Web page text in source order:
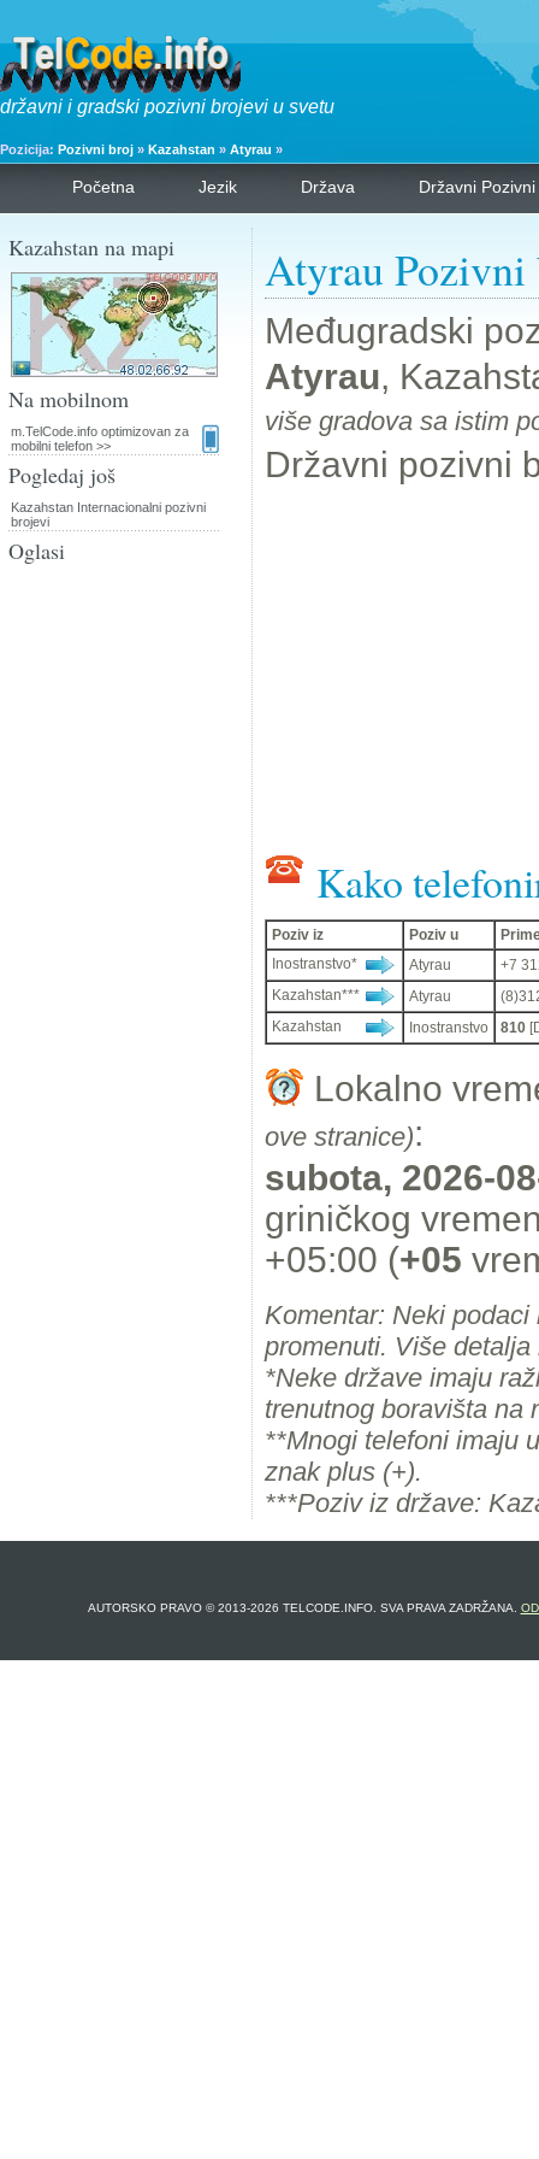
državni i gradski pozivni brojevi u svetu
Pozicija: Pozivni broj » Kazahstan » Atyrau »
Početna Jezik Država Državni
Atyrau Pozivni
Međugradski
Atyrau,
više gradova sa istim
Državni pozivni
Kako
Poziv iz Poziv u
Inostranstvo*
Atyrau
+7
Kazahstan***
Atyrau
Kazahstan
Inostranstvo 810
Lokalno
ove stranice):
subota, 2026-
griničkog
+05:00 (+05
Komentar: Neki
promenuti. Više
*Neke države imaju
trenutnog boravišta na
**Mnogi telefoni imaju
znak plus (+).
***Poziv iz države:
Kazahstan na mapi
Na mobilnom
m.TelCode.info optimizovan za
mobilni telefon >>
Pogledaj još
Kazahstan Internacionalni pozivni
brojevi
Oglasi
AUTORSKO PRAVO © 2013-2026 TELCODE.INFO. SVA PRAVA ZADRŽANA.